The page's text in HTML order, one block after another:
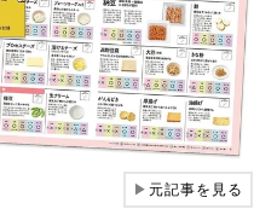
▶元記事を見る